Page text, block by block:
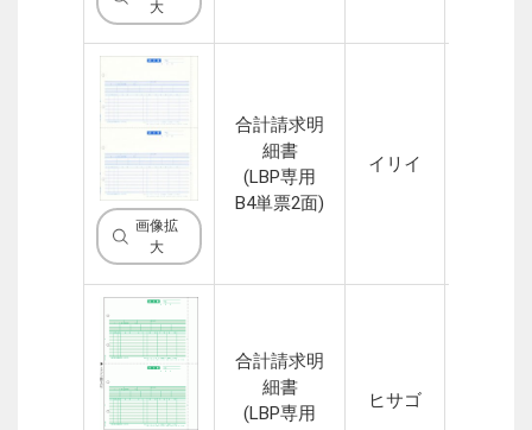
大
画像拡
大
合計請求明
細書
(LBP専用
B4単票2面)
イリイ
合計請求明
細書
(LBP専用
ヒサゴ